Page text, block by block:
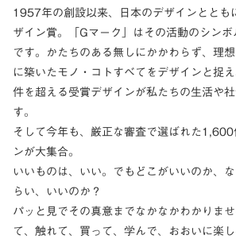
1957年の創設以来、日本のデザインととも
ザイン賞。「Gマーク」はその活動のシン
です。かたちのある無しにかかわらず、理
に築いたモノ・コトすべてをデザインと捉
件を超える受賞デザインが私たちの生活や
す。
そして今年も、厳正な審査で選ばれた1,600
ンが大集合。
いいものは、いい。でもどこがいいのか、
らい、いいのか？
パッと見でその真意までなかなかわかりま
て、触れて、買って、学んで、おおいに楽し